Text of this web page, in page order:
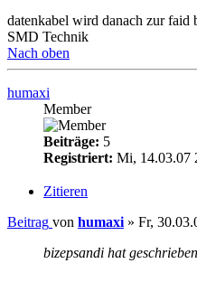
datenkabel wird danach zur faid
SMD Technik
Nach oben
humaxi
Member
Beiträge: 5
Registriert: Mi, 14.03.07
Zitieren
Beitrag von humaxi » Fr,
bizepsandi hat